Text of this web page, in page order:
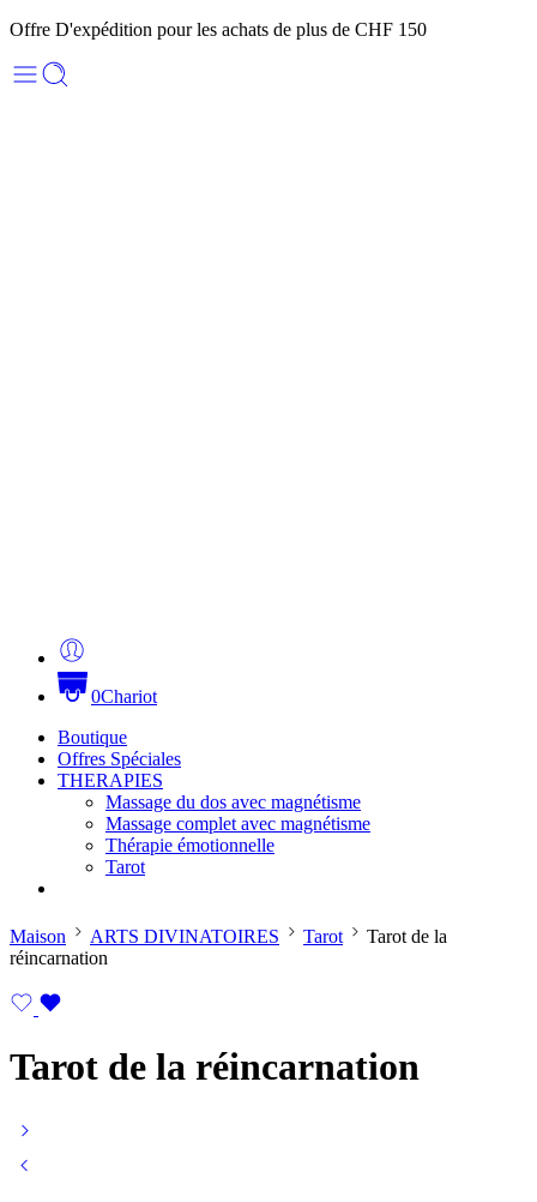
Offre D'expédition pour les achats de plus de CHF 150
0Chariot
Boutique
Offres Spéciales
THERAPIES
Massage du dos avec magnétisme
Massage complet avec magnétisme
Thérapie émotionnelle
Tarot
Maison ARTS DIVINATOIRES Tarot
Tarot de la
réincarnation
Tarot de la réincarnation